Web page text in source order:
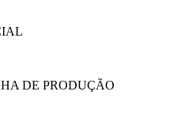
DE PRODUÇÃO